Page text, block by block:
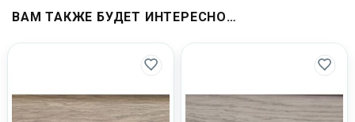
ВАМ ТАКЖЕ БУДЕТ ИНТЕРЕСНО…